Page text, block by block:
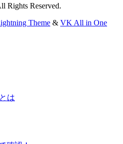
Rights Reserved.
Theme & VK All in One
は